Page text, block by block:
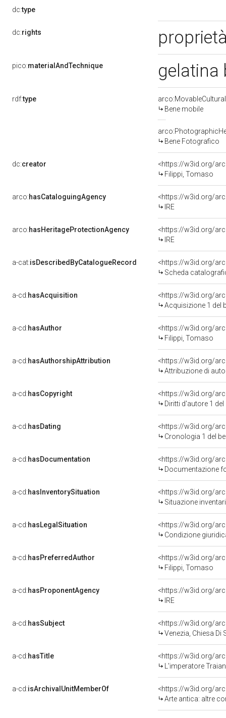
dc:type
dc:rights
pico:materialAndTechnique
rdf:type
Bene mobile
Bene Fotografico
dc:creator
<https://w3id.org/
Filippi, Tomaso
arco:hasCataloguingAgency
<https://w3id.org/
IRE
arco:hasHeritageProtectionAgency
<https://w3id.org/
IRE
a-cat:isDescribedByCatalogueRecord
<https://w3id.org/
Scheda
a-cd:hasAcquisition
<https://w3id.org/
Acquisizione 1 del
a-cd:hasAuthor
<https://w3id.org/
Filippi, Tomaso
a-cd:hasAuthorshipAttribution
Attribuzione di
a-cd:hasCopyright
<https://w3id.org/
Diritti d'autore 1
a-cd:hasDating
<https://w3id.org/
Cronologia 1 del
a-cd:hasDocumentation
Documentazione
a-cd:hasInventorySituation
<https://w3id.org/
Situazione
a-cd:hasLegalSituation
Condizione
a-cd:hasPreferredAuthor
<https://w3id.org/
Filippi, Tomaso
a-cd:hasProponentAgency
<https://w3id.org/
IRE
a-cd:hasSubject
<https://w3id.org/
Venezia, Chiesa Di San
a-cd:hasTitle
L'imperatore
a-cd:isArchivalUnitMemberOf
Arte antica: altre